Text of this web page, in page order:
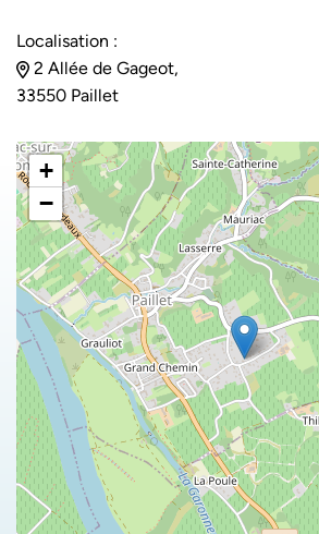
Localisation :
2 Allée de Gageot,
33550 Paillet
+
−